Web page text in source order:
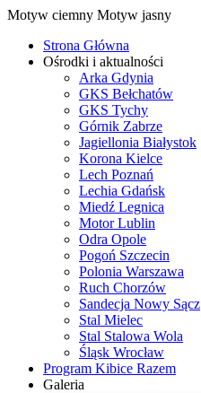
Motyw ciemny Motyw jasny
Strona Główna
Ośrodki i aktualności
Arka Gdynia
GKS Bełchatów
GKS Tychy
Górnik Zabrze
Jagiellonia Białystok
Korona Kielce
Lech Poznań
Lechia Gdańsk
Miedź Legnica
Motor Lublin
Odra Opole
Pogoń Szczecin
Polonia Warszawa
Ruch Chorzów
Sandecja Nowy Sącz
Stal Mielec
Stal Stalowa Wola
Śląsk Wrocław
Program Kibice Razem
Galeria